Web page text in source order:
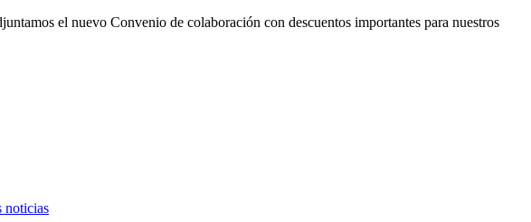
el nuevo Convenio de colaboración con descuentos importantes para nuestros
noticias